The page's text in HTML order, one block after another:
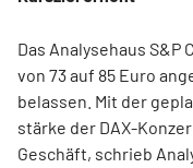
Das Analysehaus S&P
von 73 auf 85 Euro
belassen. Mit der
stärke der DAX-
Geschäft, schrieb